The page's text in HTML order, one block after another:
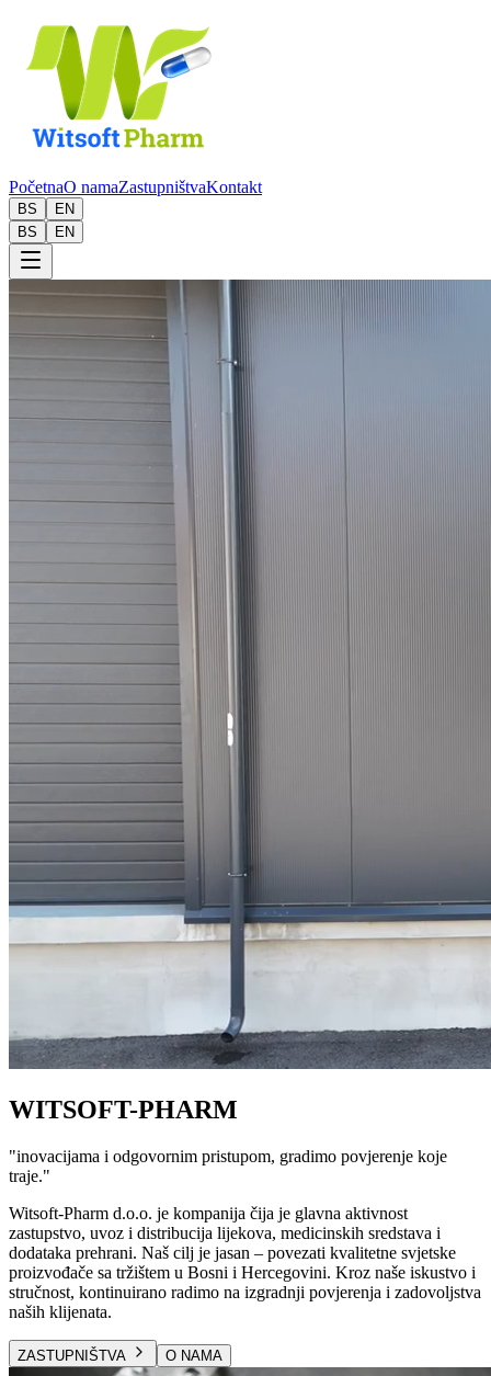
PočetnaO namaZastupništvaKontakt
BS
EN
BS
EN
WITSOFT-PHARM
"inovacijama i odgovornim pristupom, gradimo povjerenje koje
traje."
Witsoft-Pharm d.o.o. je kompanija čija je glavna aktivnost
zastupstvo, uvoz i distribucija lijekova, medicinskih sredstava i
dodataka prehrani. Naš cilj je jasan – povezati kvalitetne svjetske
proizvođače sa tržištem u Bosni i Hercegovini. Kroz naše iskustvo i
stručnost, kontinuirano radimo na izgradnji povjerenja i zadovoljstva
naših klijenata.
ZASTUPNIŠTVA O NAMA